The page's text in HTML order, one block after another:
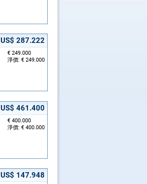
US$ 287.222
€ 249.000
淨價: € 249.000
US$ 461.400
€ 400.000
淨價: € 400.000
US$ 147.948